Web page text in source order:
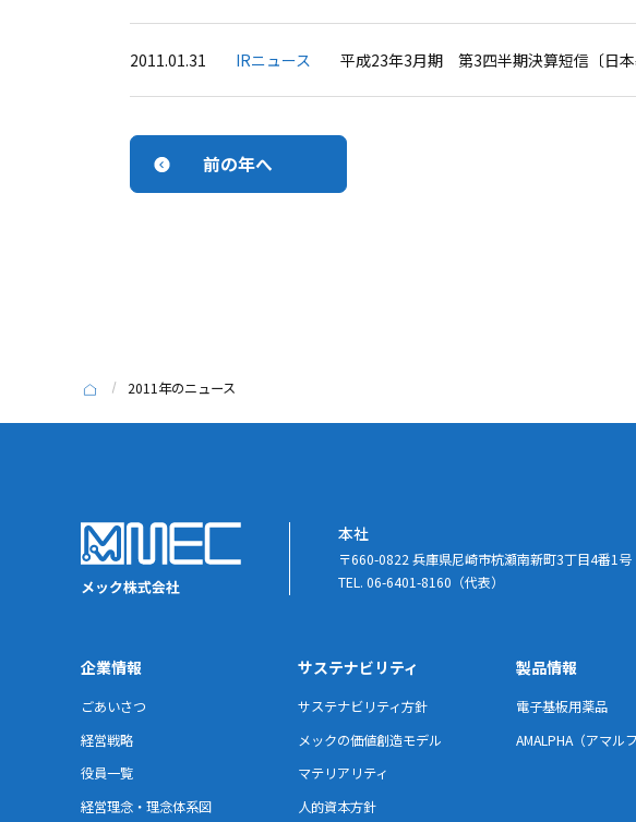
2011.01.31 IRニュース 平成23年3月期 第3四半期決算短信〔日本
前の年へ
2011年のニュース
本社
〒660-0822 兵庫県尼崎市杭瀬南新町3丁目4番1号
TEL. 06-6401-8160（代表）
企業情報
ごあいさつ
経営戦略
役員一覧
経営理念・理念体系図
サステナビリティ
サステナビリティ方針
メックの価値創造モデル
マテリアリティ
人的資本方針
製品情報
電子基板用薬品
AMALPHA（アマルフ